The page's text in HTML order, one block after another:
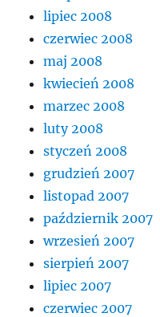
lipiec 2008
czerwiec 2008
maj 2008
kwiecień 2008
marzec 2008
luty 2008
styczeń 2008
grudzień 2007
listopad 2007
październik 2007
wrzesień 2007
sierpień 2007
lipiec 2007
czerwiec 2007